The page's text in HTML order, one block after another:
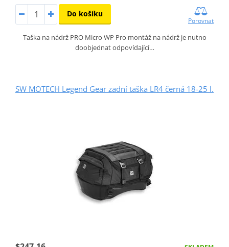
Do košíku
Porovnat
Taška na nádrž PRO Micro WP Pro montáž na nádrž je nutno
doobjednat odpovídající…
SW MOTECH Legend Gear zadní taška LR4 černá 18-25 l.